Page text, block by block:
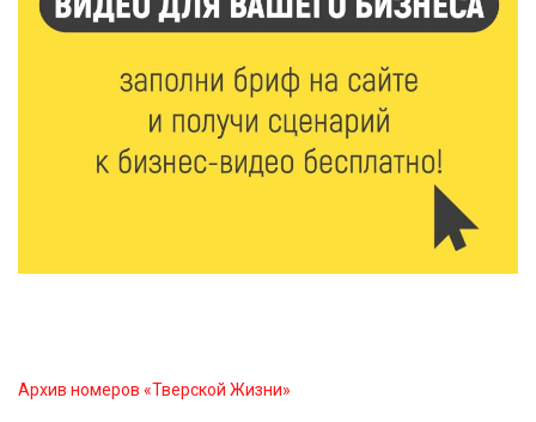
6 Авг 2026 13:02 230
Рынок труда 2026: где в Тверской области самые
высокие зарплаты и как изменились доходы
6 Авг 2026 12:43 2418
Архив номеров «Тверской Жизни»